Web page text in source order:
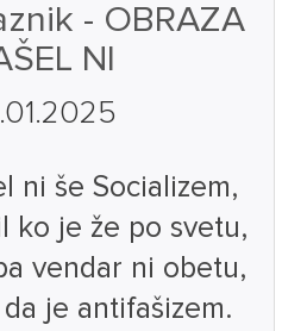
- OBRAZA
NI
ni še Socializem,
ko je že po svetu,
vendar ni obetu,
je antifašizem.